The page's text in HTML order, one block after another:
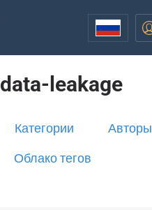
data-leakage
Категории Авторы
Облако тегов